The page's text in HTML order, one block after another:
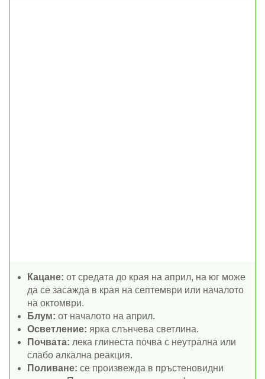
Кацане: от средата до края на април, на юг може
да се засажда в края на септември или началото
на октомври.
Блум: от началото на април.
Осветление: ярка слънчева светлина.
Почвата: лека глинеста почва с неутрална или
слабо алкална реакция.
Поливане: се произвежда в пръстеновидни